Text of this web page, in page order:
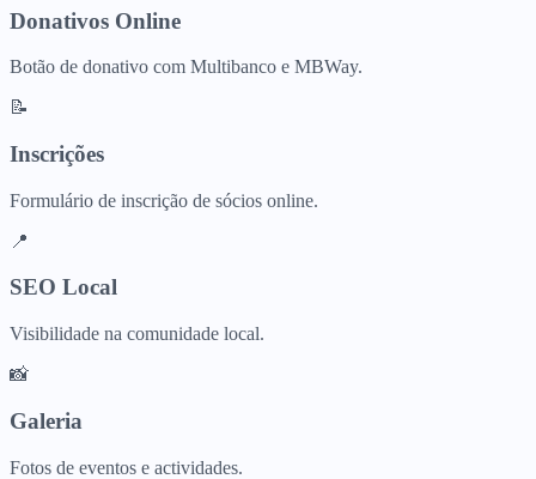
Donativos Online
Botão de donativo com Multibanco e MBWay.
📝
Inscrições
Formulário de inscrição de sócios online.
📍
SEO Local
Visibilidade na comunidade local.
📸
Galeria
Fotos de eventos e actividades.